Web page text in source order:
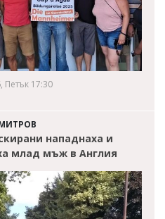
Петък 17:30
нападнаха и
млад мъж в Англия